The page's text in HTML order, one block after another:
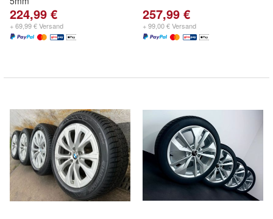
224,99 €
+ 69,99 € Versand
257,99 €
+ 99,00 € Versand